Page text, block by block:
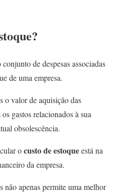
?
conjunto de despesas associadas
de uma empresa.
o valor de aquisição das
gastos relacionados à sua
obsolescência.
ocusto de estoqueestá na
da empresa.
não apenas permite uma melhor